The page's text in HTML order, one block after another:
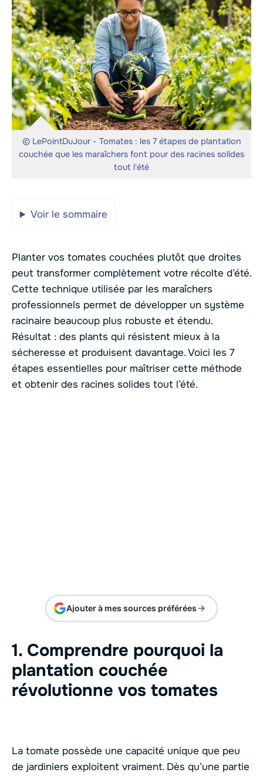
© LePointDuJour - Tomates : les 7 étapes de plantation
couchée que les maraîchers font pour des racines solides
tout l'été
Voir le sommaire
Planter vos tomates couchées plutôt que droites
peut transformer complètement votre récolte d’été.
Cette technique utilisée par les maraîchers
professionnels permet de développer un système
racinaire beaucoup plus robuste et étendu.
Résultat : des plants qui résistent mieux à la
sécheresse et produisent davantage. Voici les 7
étapes essentielles pour maîtriser cette méthode
et obtenir des racines solides tout l’été.
Ajouter à mes sources préférées
1. Comprendre pourquoi la
plantation couchée
révolutionne vos tomates
La tomate possède une capacité unique que peu
de jardiniers exploitent vraiment. Dès qu’une partie